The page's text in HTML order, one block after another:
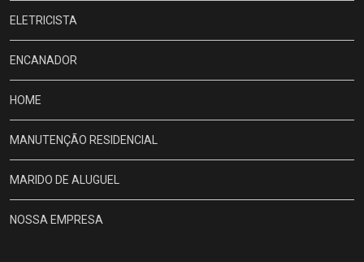
ELETRICISTA
ENCANADOR
HOME
MANUTENÇÃO RESIDENCIAL
MARIDO DE ALUGUEL
NOSSA EMPRESA